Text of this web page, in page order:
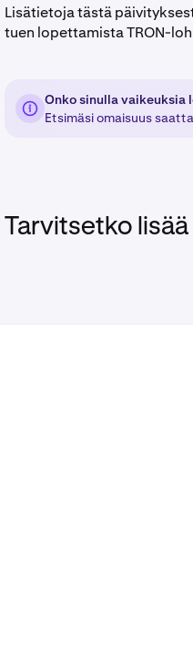
Lisätietoja tästä
tuen lopettamista TRON-
Onko sinulla vaikeuksia
Etsimäsi omaisuus
Tarvitsetko lisää